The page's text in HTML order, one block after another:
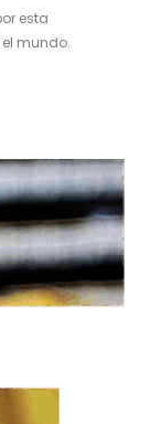
esta
mundo.